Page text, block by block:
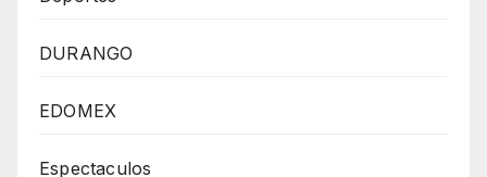
DURANGO
EDOMEX
Espectaculos